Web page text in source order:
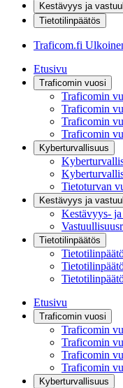
Kestävyys ja
Tietotilinpäätös
Traficom.fi
Etusivu
Traficomin vuosi
Traficomin
Traficomin
Traficomin
Traficomin
Kyberturvallisuus
Tietoturvan
Kestävyys ja
Kestävyys-
Tietotilinpäätös
Etusivu
Traficomin vuosi
Traficomin
Traficomin
Traficomin
Traficomin
Kyberturvallisuus